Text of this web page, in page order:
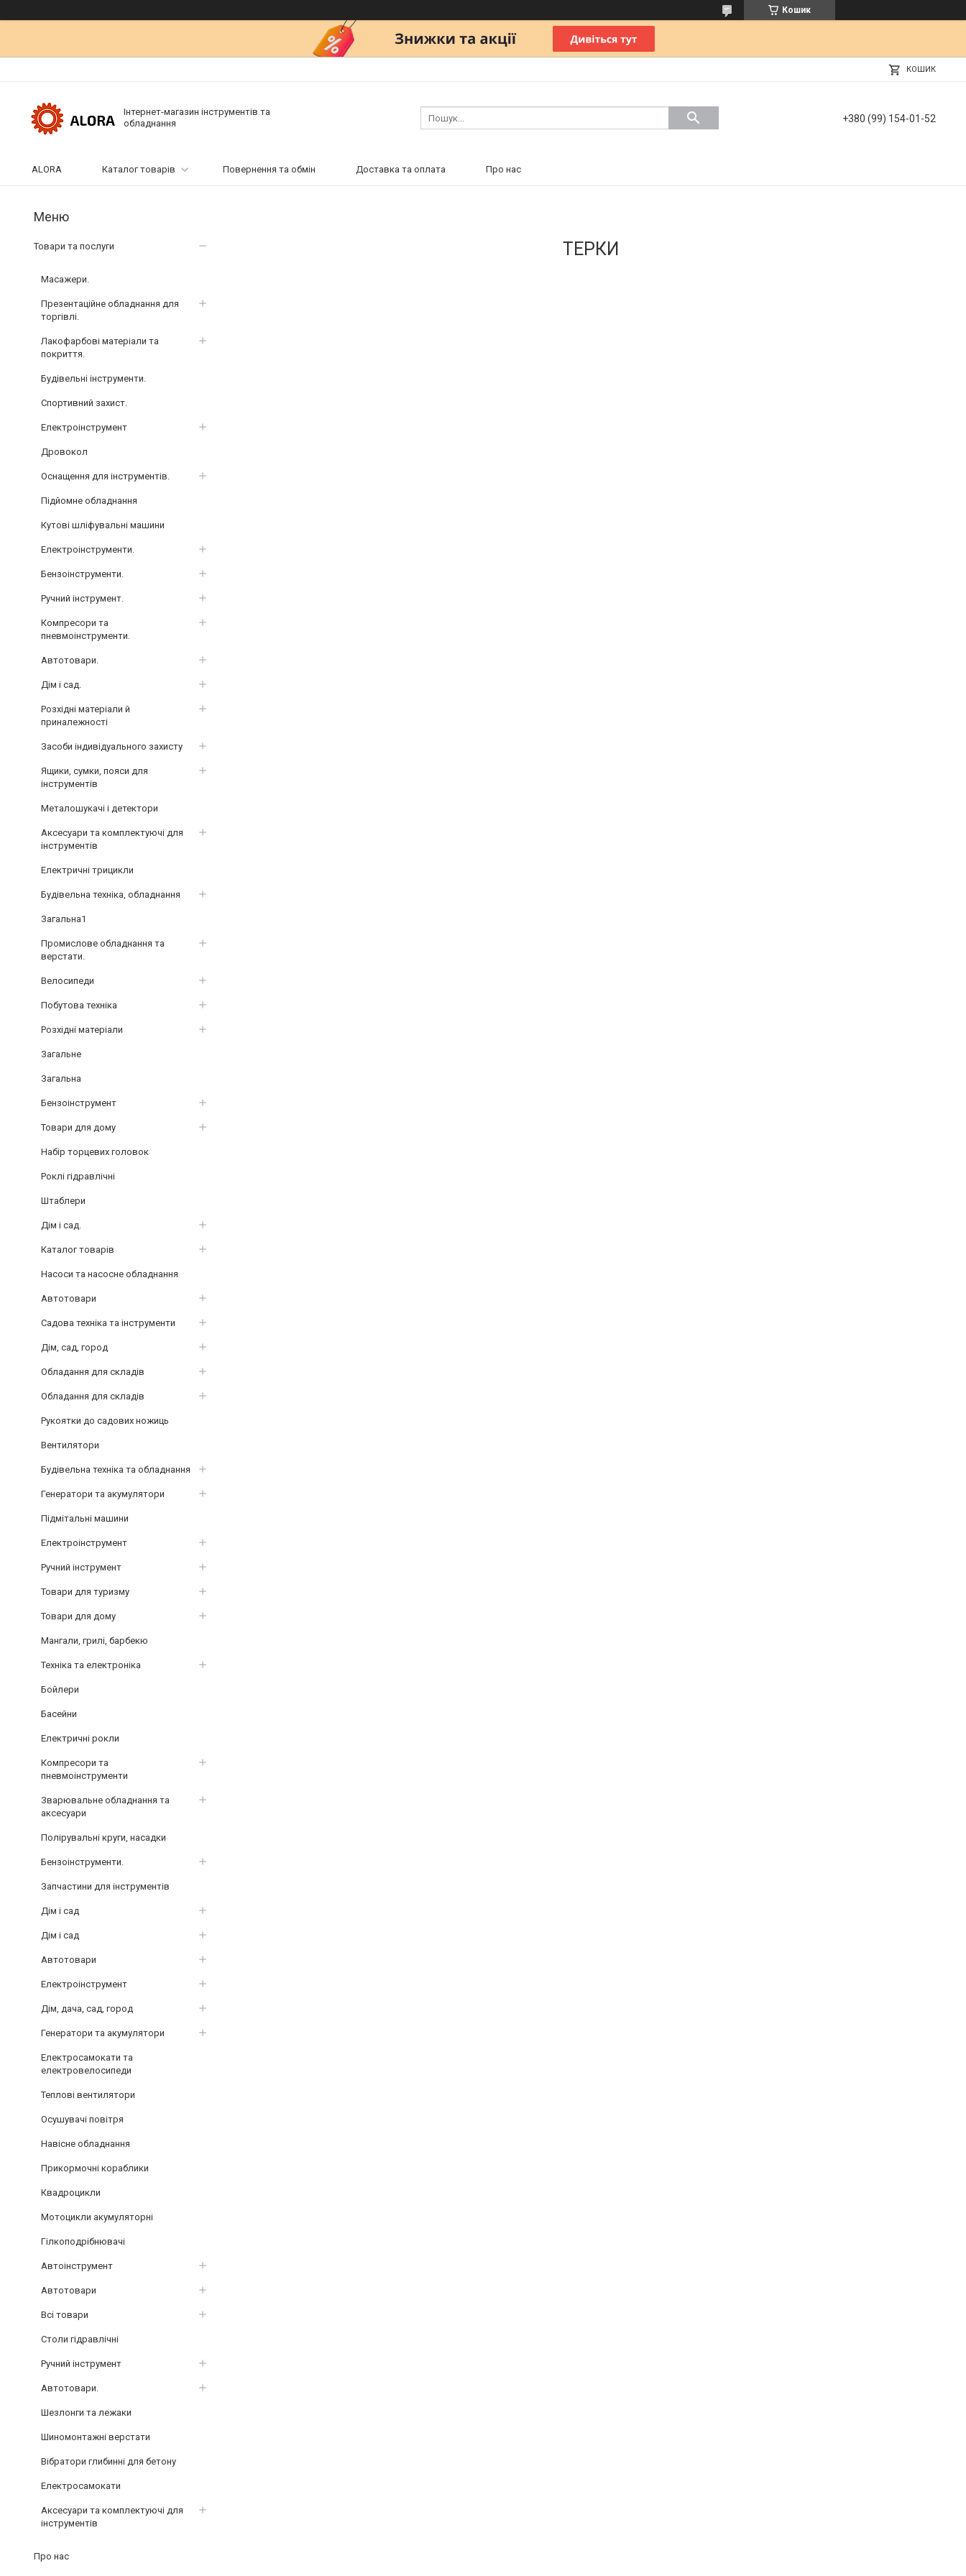
Кошик
КОШИК
Інтернет-магазин інструментів та
обладнання
+380 (99) 154-01-52
ALORA Каталог товарів Повернення та обмін Доставка та оплата Про нас
ТЕРКИ
Товари та послуги
Масажери.
Презентаційне обладнання для
торгівлі.
Лакофарбові матеріали та
покриття.
Будівельні інструменти.
Спортивний захист.
Електроінструмент
Дровокол
Оснащення для інструментів.
Підйомне обладнання
Кутові шліфувальні машини
Електроінструменти.
Бензоінструменти.
Ручний інструмент.
Компресори та
пневмоінструменти.
Автотовари.
Дім і сад.
Розхідні матеріали й
приналежності
Засоби індивідуального захисту
Ящики, сумки, пояси для
інструментів
Металошукачі і детектори
Аксесуари та комплектуючі для
інструментів
Електричні трицикли
Будівельна техніка, обладнання
Загальна1
Промислове обладнання та
верстати.
Велосипеди
Побутова техніка
Розхідні матеріали
Загальне
Загальна
Бензоінструмент
Товари для дому
Набір торцевих головок
Роклі гідравлічні
Штаблери
Дім і сад.
Каталог товарів
Насоси та насосне обладнання
Автотовари
Садова техніка та інструменти
Дім, сад, город
Обладання для складів
Обладання для складів
Рукоятки до садових ножиць
Вентилятори
Будівельна техніка та обладнання
Генератори та акумулятори
Підмітальні машини
Електроінструмент
Ручний інструмент
Товари для туризму
Товари для дому
Мангали, грилі, барбекю
Техніка та електроніка
Бойлери
Басейни
Електричні рокли
Компресори та
пневмоінструменти
Зварювальне обладнання та
аксесуари
Полірувальні круги, насадки
Бензоінструменти.
Запчастини для інструментів
Дім і сад
Дім і сад
Автотовари
Електроінструмент
Дім, дача, сад, город
Генератори та акумулятори
Електросамокати та
електровелосипеди
Теплові вентилятори
Осушувачі повітря
Навісне обладнання
Прикормочні кораблики
Квадроцикли
Мотоцикли акумуляторні
Гілкоподрібнювачі
Автоінструмент
Автотовари
Всі товари
Столи гідравлічні
Ручний інструмент
Автотовари.
Шезлонги та лежаки
Шиномонтажні верстати
Вібратори глибинні для бетону
Електросамокати
Аксесуари та комплектуючі для
інструментів
Про нас